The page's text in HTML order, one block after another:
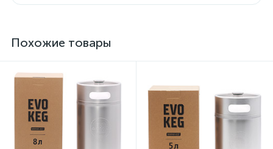
Похожие товары